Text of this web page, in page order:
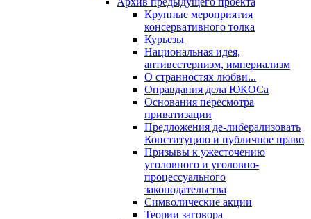
Крупные мероприятия
консервативного толка
Курьезы
Национальная идея,
антивестернизм, империализм
О странностях любви...
Оправдания дела ЮКОСа
Основания пересмотра
приватизации
Предложения де-либерализовать
Конституцию и публичное право
Призывы к ужесточению
уголовного и уголовно-
процессуального
законодательства
Символические акции
Теории заговора